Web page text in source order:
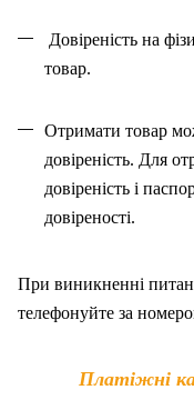
Довіреність на
товар.
Отримати товар
довіреність. Для
довіреність і
довіреності.
При виникненні
телефонуйте за
Платіжні